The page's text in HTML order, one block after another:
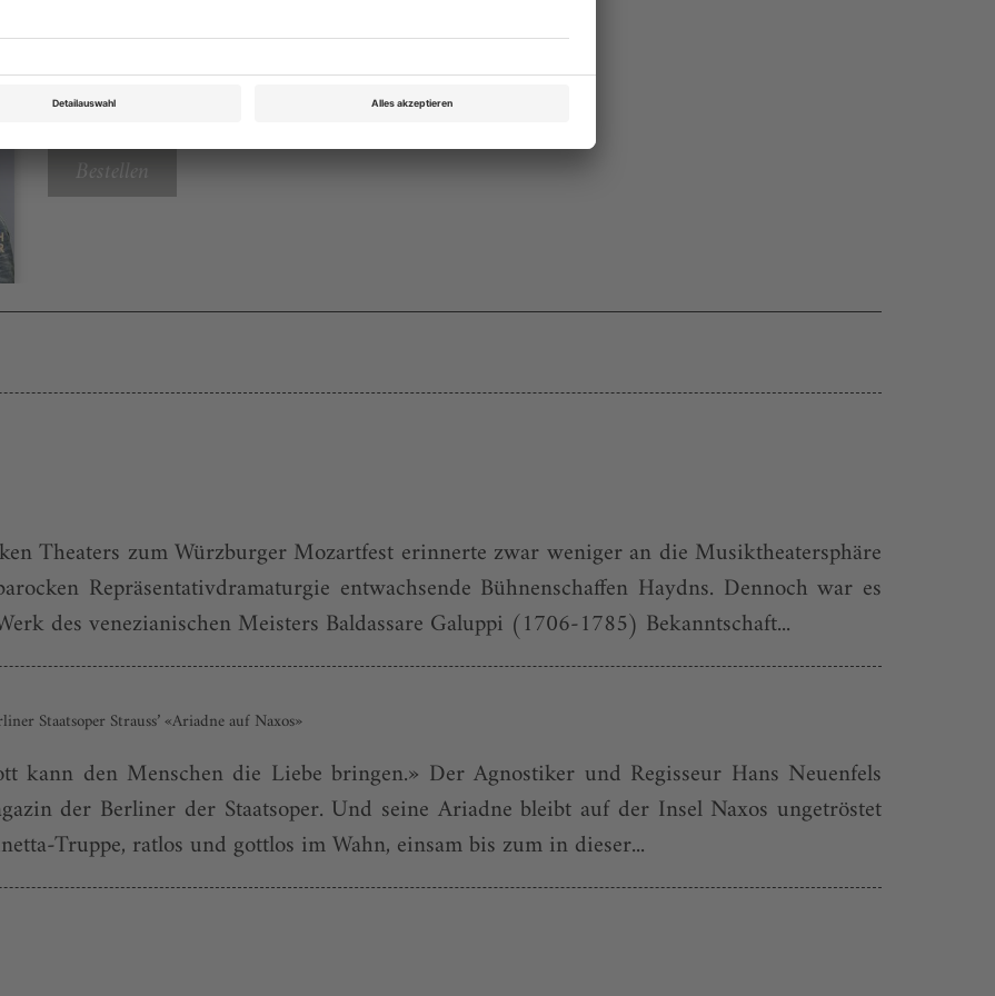
Rubrik: Im Focus, Seite 22
von Hans-Klaus Jungheinrich
Bestellen
Theaters zum Würzburger Mozartfest erinnerte zwar weniger an die Musiktheatersphäre
Repräsentativdramaturgie entwachsende Bühnenschaffen Haydns. Dennoch war es
des venezianischen Meisters Baldassare Galuppi (1706-1785) Bekanntschaft...
Staatsoper Strauss’ «Ariadne auf Naxos»
kann den Menschen die Liebe bringen.» Der Agnostiker und Regisseur Hans Neuenfels
der Berliner der Staatsoper. Und seine Ariadne bleibt auf der Insel Naxos ungetröstet
Truppe, ratlos und gottlos im Wahn, einsam bis zum in dieser...